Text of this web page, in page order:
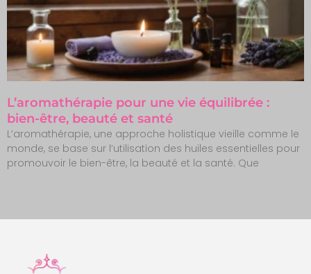
L’aromathérapie pour une vie équilibrée :
bien-être, beauté et santé
L’aromathérapie, une approche holistique vieille comme le
monde, se base sur l’utilisation des huiles essentielles pour
promouvoir le bien-être, la beauté et la santé. Que